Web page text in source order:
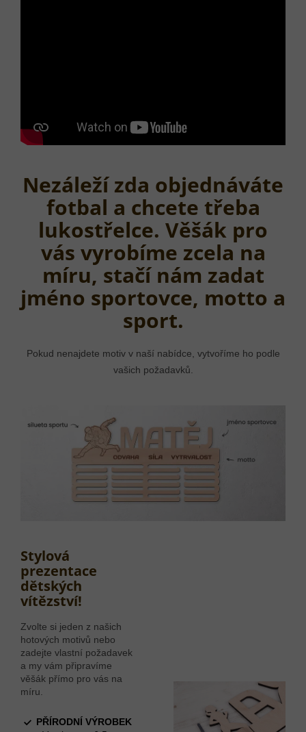
Nezáleží zda objednáváte
fotbal a chcete třeba
lukostřelce. Věšák pro
vás vyrobíme zcela na
míru, stačí nám zadat
jméno sportovce, motto a
sport.
Pokud nenajdete motiv v naší nabídce, vytvoříme ho podle
vašich požadavků.
Stylová
prezentace
dětských
vítězství!
Zvolte si jeden z našich
hotových motivů nebo
zadejte vlastní požadavek
a my vám připravíme
věšák přímo pro vás na
míru.
PŘÍRODNÍ VÝROBEK